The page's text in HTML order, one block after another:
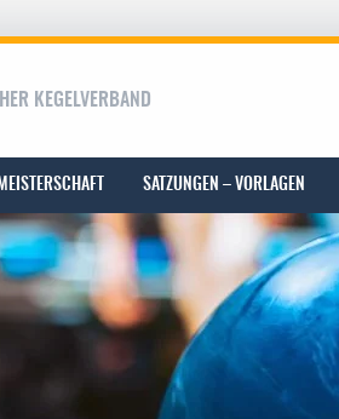
KEGELVERBAND
SATZUNGEN – VORLAGEN